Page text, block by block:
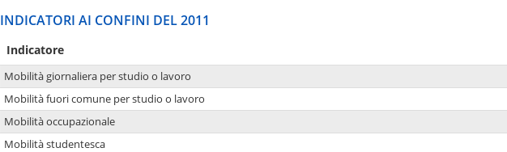
INDICATORI AI CONFINI DEL 2011
Indicatore
Mobilità giornaliera per studio o lavoro
Mobilità fuori comune per studio o lavoro
Mobilità occupazionale
Mobilità studentesca